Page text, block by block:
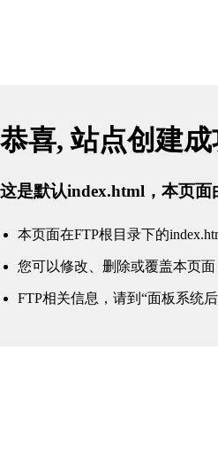
恭喜, 站点创建
这是默认index.html，本页面
本页面在FTP根目录下的
您可以修改、删除或覆盖本页面
FTP相关信息，请到“面板系统